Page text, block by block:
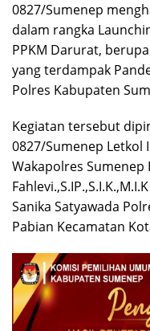
0827/Sumenep
dalam rangka
PPKM Darurat,
yang terdampak
Polres Kabupaten
Kegiatan tersebut
0827/Sumenep Letkol
Wakapolres Sumenep
Sanika Satyawada
Pabian Kecamatan